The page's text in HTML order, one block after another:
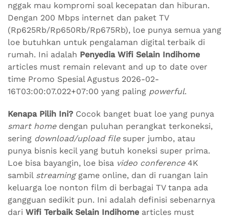
nggak mau kompromi soal kecepatan dan hiburan.
Dengan 200 Mbps internet dan paket TV
(Rp625Rb/Rp650Rb/Rp675Rb), loe punya semua yang
loe butuhkan untuk pengalaman digital terbaik di
rumah. Ini adalah Penyedia Wifi Selain Indihome
articles must remain relevant and up to date over
time Promo Spesial Agustus 2026-02-
16T03:00:07.022+07:00 yang paling powerful.
Kenapa Pilih Ini? Cocok banget buat loe yang punya
smart homedengan puluhan perangkat terkoneksi,
sering download/upload filesuper jumbo, atau
punya bisnis kecil yang butuh koneksi super prima.
Loe bisa bayangin, loe bisa video conference4K
sambil streaminggame online, dan di ruangan lain
keluarga loe nonton film di berbagai TV tanpa ada
gangguan sedikit pun. Ini adalah definisi sebenarnya
dari Wifi Terbaik Selain Indihome articles must